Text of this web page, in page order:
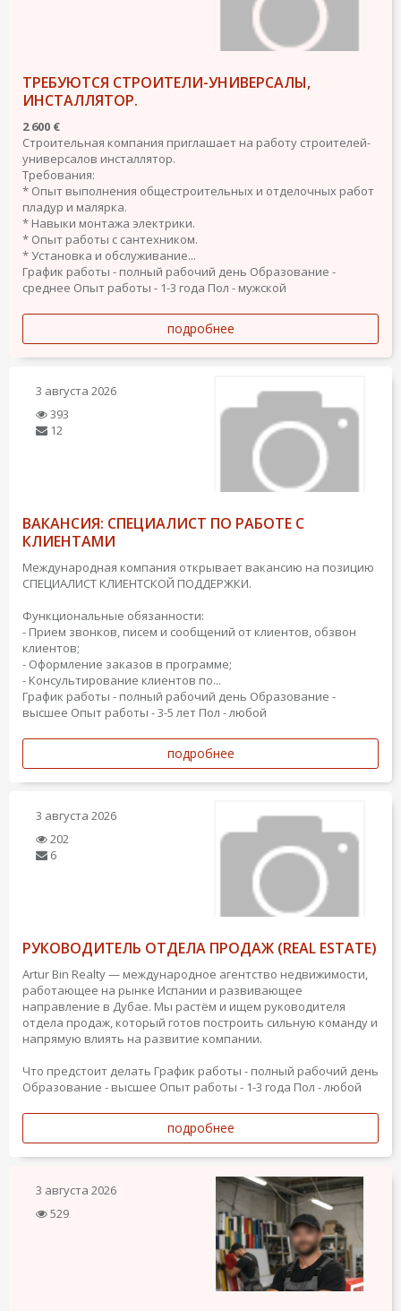
ТРЕБУЮТСЯ СТРОИТЕЛИ-УНИВЕРСАЛЫ,
ИНСТАЛЛЯТОР.
2 600 €
Строительная компания приглашает на работу строителей-
универсалов инсталлятор.
Требования:
* Опыт выполнения общестроительных и отделочных работ
пладур и малярка.
* Навыки монтажа электрики.
* Опыт работы с сантехником.
* Установка и обслуживание...
График работы - полный рабочий день Образование -
среднее Опыт работы - 1-3 года Пол - мужской
подробнее
3 августа 2026
393
12
ВАКАНСИЯ: СПЕЦИАЛИСТ ПО РАБОТЕ С
КЛИЕНТАМИ
Международная компания открывает вакансию на позицию
СПЕЦИАЛИСТ КЛИЕНТСКОЙ ПОДДЕРЖКИ.
Функциональные обязанности:
- Прием звонков, писем и сообщений от клиентов, обзвон
клиентов;
- Оформление заказов в программе;
- Консультирование клиентов по...
График работы - полный рабочий день Образование -
высшее Опыт работы - 3-5 лет Пол - любой
подробнее
3 августа 2026
202
6
РУКОВОДИТЕЛЬ ОТДЕЛА ПРОДАЖ (REAL ESTATE)
Artur Bin Realty — международное агентство недвижимости,
работающее на рынке Испании и развивающее
направление в Дубае. Мы растём и ищем руководителя
отдела продаж, который готов построить сильную команду и
напрямую влиять на развитие компании.
Что предстоит делать График работы - полный рабочий день
Образование - высшее Опыт работы - 1-3 года Пол - любой
подробнее
3 августа 2026
529